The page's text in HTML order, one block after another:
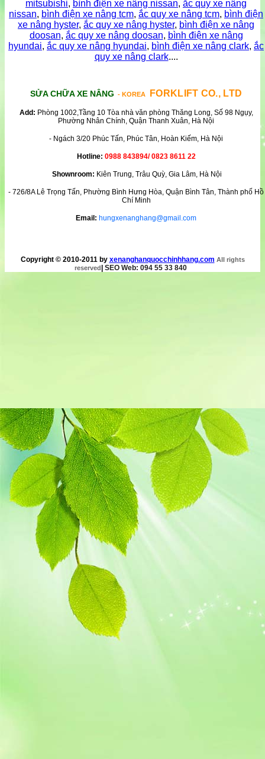
mitsubishi, bình điện xe nâng nissan, ắc quy xe nâng
nissan, bình điện xe nâng tcm, ắc quy xe nâng tcm, bình điện
xe nâng hyster, ắc quy xe nâng hyster, bình điện xe nâng
doosan, ắc quy xe nâng doosan, bình điện xe nâng
hyundai, ắc quy xe nâng hyundai, bình điện xe nâng clark, ắc
quy xe nâng clark....
SỬA CHỮA XE NÂNG - KOREA FORKLIFT CO., LTD
Add: Phòng 1002,Tầng 10 Tòa nhà văn phòng Thăng Long, Số 98 Ngụy,
Phường Nhân Chính, Quận Thanh Xuân, Hà Nội
- Ngách 3/20 Phúc Tấn, Phúc Tân, Hoàn Kiếm, Hà Nội
Hotline: 0988 843894/ 0823 8611 22
Shownroom: Kiên Trung, Trâu Quỳ, Gia Lâm, Hà Nội
- 726/8A Lê Trọng Tấn, Phường Bình Hưng Hòa, Quận Bình Tân, Thành phố Hồ
Chí Minh
Email: hungxenanghang@gmail.com
Copyright © 2010-2011 by xenanghanquocchinhhang.com All rights
reserved SEO Web: 094 55 33 840